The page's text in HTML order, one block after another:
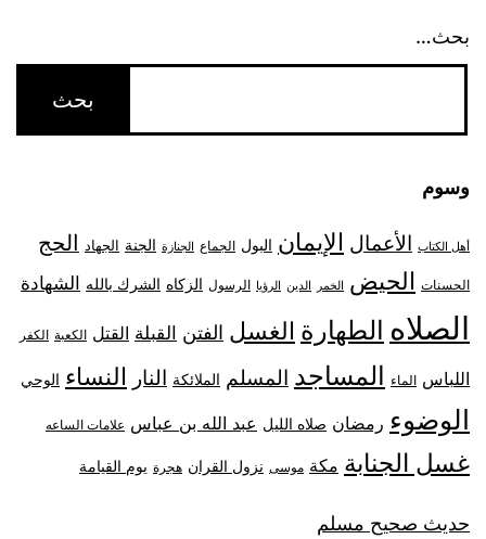
بحث…
وسوم
أهل الكتاب الأعمال الإيمان البول الجماع الجنازة الجنة الجهاد الحج
الحسنات الحيض الخمر الدين الرؤيا الرسول الزكاه الشرك بالله الشهادة
الصلاه الطهارة الغسل الفتن القبلة القتل الكعبة الكفر
اللباس الماء المساجد المسلم الملائكة النار النساء الوحي
الوضوء رمضان صلاه الليل عبد الله بن عباس علامات الساعه
غسل الجنابة مكة موسى نزول القران هجرة يوم القيامة
حديث صحيح مسلم